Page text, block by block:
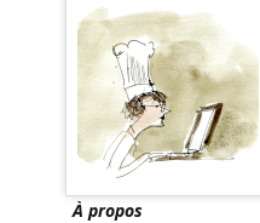
À propos